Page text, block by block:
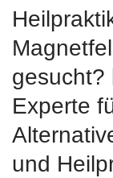
Experte
und